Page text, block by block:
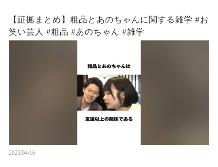
【証拠まとめ】粗品とあのちゃんに関する雑学 #お
笑い芸人 #粗品 #あのちゃん #雑学
2025/04/16